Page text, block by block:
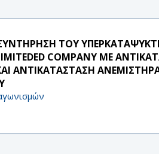
ΤΟΥ ΥΠΕΡΚΑΤΑΨΥΚΤΗ
LIMITEDED COMPANY ΜΕ
ΑΝΤΙΚΑΤΑΣΤΑΣΗ